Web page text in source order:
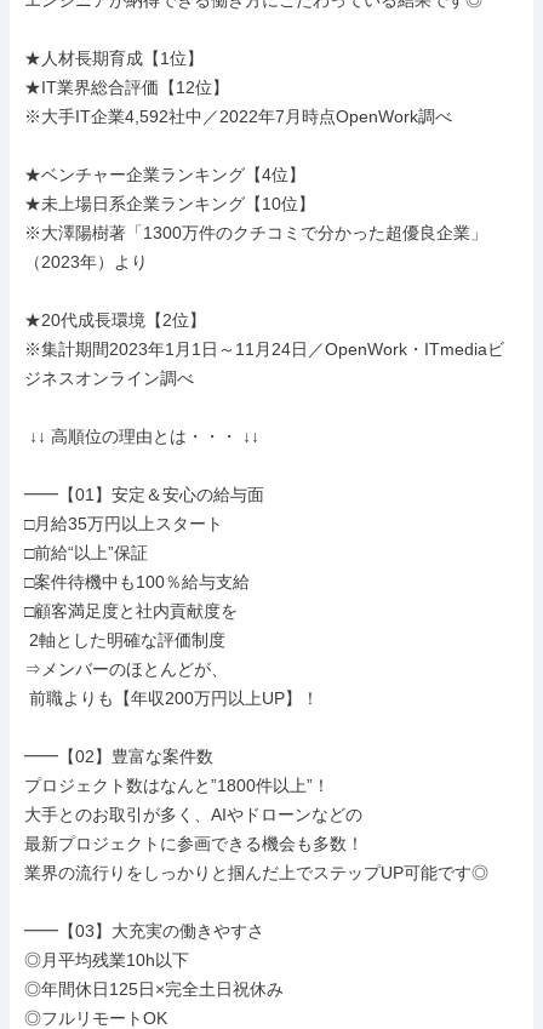
★人材長期育成【1位】
★IT業界総合評価【12位】
※大手IT企業4,592社中／2022年7月時点OpenWork調べ
★ベンチャー企業ランキング【4位】
★未上場日系企業ランキング【10位】
※大澤陽樹著「1300万件のクチコミで分かった超優良企業」
（2023年）より
★20代成長環境【2位】
※集計期間2023年1月1日～11月24日／OpenWork・ITmediaビ
ジネスオンライン調べ
━━【01】安定＆安心の給与面
□月給35万円以上スタート
□前給“以上”保証
□案件待機中も100％給与支給
□顧客満足度と社内貢献度を
⇒メンバーのほとんどが、
━━【02】豊富な案件数
プロジェクト数はなんと”1800件以上”！
大手とのお取引が多く、AIやドローンなどの
最新プロジェクトに参画できる機会も多数！
業界の流行りをしっかりと掴んだ上でステップUP可能です◎
━━【03】大充実の働きやすさ
◎月平均残業10h以下
◎年間休日125日×完全土日祝休み
◎フルリモートOK